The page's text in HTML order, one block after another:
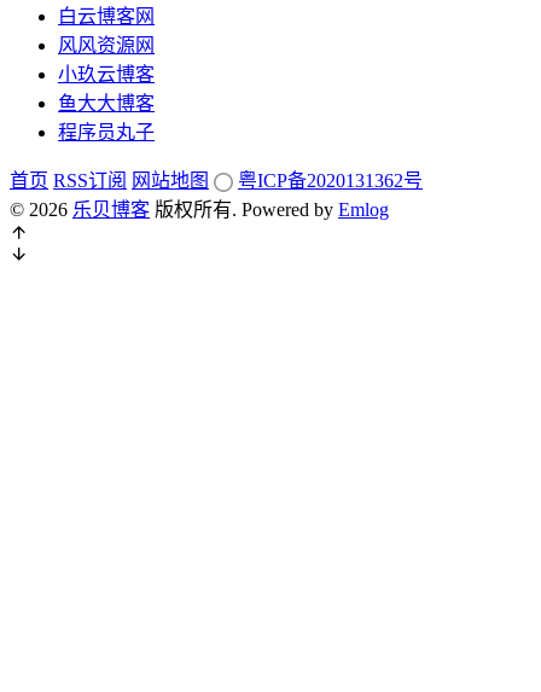
白云博客网
风风资源网
小玖云博客
鱼大大博客
程序员丸子
首页 RSS订阅 网站地图
粤ICP备2020131362号
© 2026 乐贝博客 版权所有. Powered by Emlog